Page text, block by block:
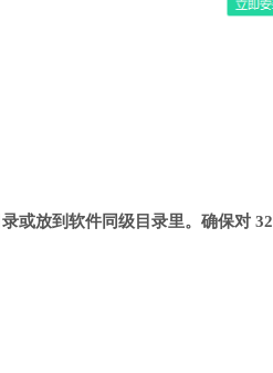
或放到软件同级目录里。确保对